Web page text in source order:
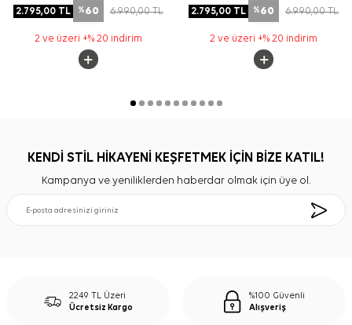
2.795,00TL %60 6.990,00TL
2 ve üzeri +% 20 indirim
2.795,00 TL %60 6.990,00TL
2 ve üzeri +% 20 indirim
KENDİ STİL HİKAYENİ KEŞFETMEK İÇİN BİZE KATIL!
Kampanya ve yeniliklerden haberdar olmak için üye ol.
2249 TL Üzeri
Ücretsiz Kargo
%100 Güvenli
Alışveriş